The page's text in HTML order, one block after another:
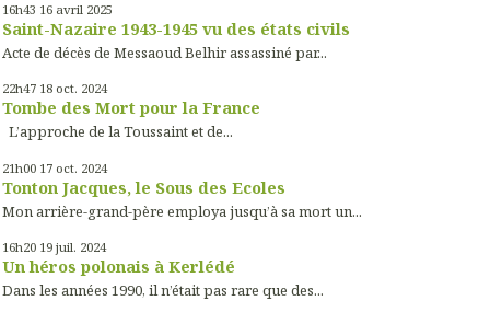
16h43 16 avril 2025
Saint-Nazaire 1943-1945 vu des états civils
Acte de décès de Messaoud Belhir assassiné par...
22h47 18 oct. 2024
Tombe des Mort pour la France
L’approche de la Toussaint et de...
21h00 17 oct. 2024
Tonton Jacques, le Sous des Ecoles
Mon arrière-grand-père employa jusqu’à sa mort un...
16h20 19 juil. 2024
Un héros polonais à Kerlédé
Dans les années 1990, il n’était pas rare que des...